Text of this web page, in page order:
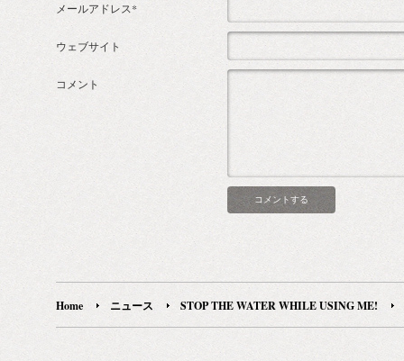
メールアドレス*
ウェブサイト
コメント
Home ニュース STOP THE WATER WHILE USING ME!